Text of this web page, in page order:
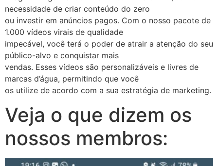
necessidade de criar conteúdo do zero
ou investir em anúncios pagos. Com o nosso pacote de
1.000 vídeos virais de qualidade
impecável, você terá o poder de atrair a atenção do seu
público-alvo e conquistar mais
vendas. Esses vídeos são personalizáveis e livres de
marcas d’água, permitindo que você
os utilize de acordo com a sua estratégia de marketing.
Veja o que dizem os
nossos membros: